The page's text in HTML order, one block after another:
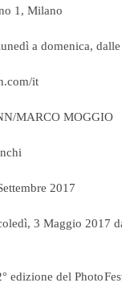
1, Milano
a domenica,
it
MARCO MOGGIO
2017
3 Maggio 2017
edizione del